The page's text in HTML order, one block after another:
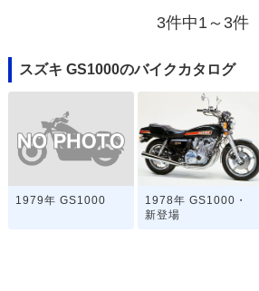
3件中1～3件
スズキ GS1000のバイクカタログ
1979年 GS1000
1978年 GS1000・
新登場